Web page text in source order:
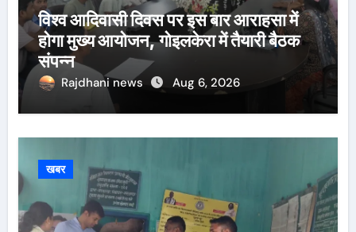
विश्व आदिवासी दिवस पर इस बार आराहसा में
होगा मुख्य आयोजन, गोइलकेरा में तैयारी बैठक
संपन्न
Rajdhani news Aug 6, 2026
खबर